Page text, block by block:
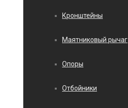
Кронштейны
Маятниковый рычаг
Опоры
Отбойники